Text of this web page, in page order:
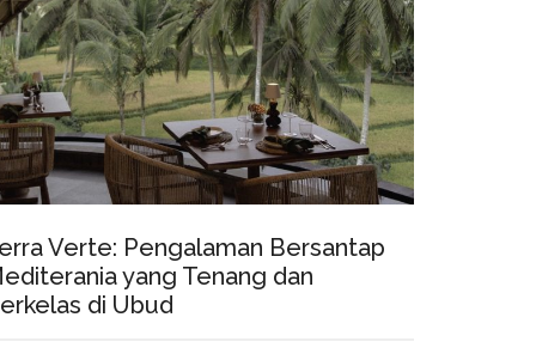
Verte: Pengalaman Bersantap
yang Tenang dan
di Ubud